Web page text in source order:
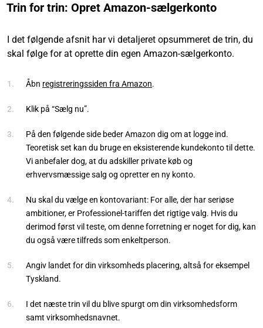
Trin for trin: Opret Amazon-sælgerkonto
I det følgende afsnit har vi detaljeret opsummeret de trin, du
skal følge for at oprette din egen Amazon-sælgerkonto.
Åbn registreringssiden fra Amazon.
Klik på “Sælg nu”.
På den følgende side beder Amazon dig om at logge ind.
Teoretisk set kan du bruge en eksisterende kundekonto til dette.
Vi anbefaler dog, at du adskiller private køb og
erhvervsmæssige salg og opretter en ny konto.
Nu skal du vælge en kontovariant: For alle, der har seriøse
ambitioner, er Professionel-tariffen det rigtige valg. Hvis du
derimod først vil teste, om denne forretning er noget for dig, kan
du også være tilfreds som enkeltperson.
Angiv landet for din virksomheds placering, altså for eksempel
Tyskland.
I det næste trin vil du blive spurgt om din virksomhedsform
samt virksomhedsnavnet.